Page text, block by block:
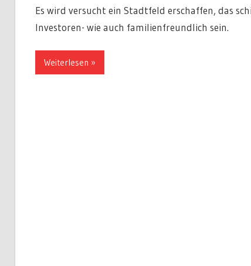
Es wird versucht ein Stadtfeld erschaffen, das
Investoren- wie auch familienfreundlich sein.
Weiterlesen